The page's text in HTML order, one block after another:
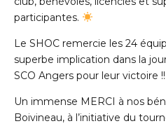
participantes.
Le SHOC remercie les 24
superbe implication dans la
SCO Angers pour leur victoire !!
Un immense MERCI à nos
Boivineau, à l’initiative du